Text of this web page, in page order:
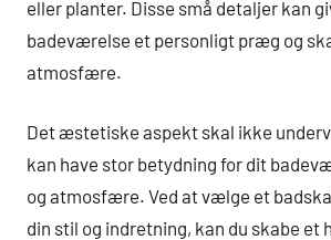
eller planter. Disse små detaljer kan
badeværelse et personligt præg og
atmosfære.
Det æstetiske aspekt skal ikke
kan have stor betydning for dit
og atmosfære. Ved at vælge et
din stil og indretning, kan du skabe et